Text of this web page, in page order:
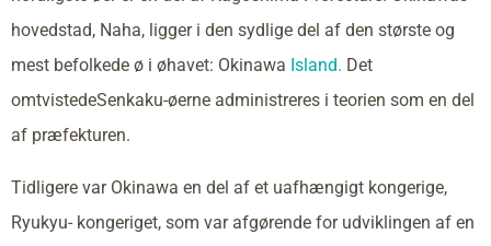
hovedstad, Naha, ligger i den sydlige del af den største og
mest befolkede ø i øhavet: Okinawa Island. Det
omtvistedeSenkaku-øerne administreres i teorien som en del
af præfekturen.
Tidligere var Okinawa en del af et uafhængigt kongerige,
Ryukyu- kongeriget, som var afgørende for udviklingen af en